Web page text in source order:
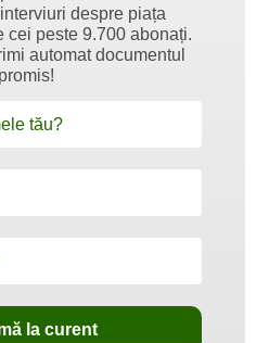
despre piața
cei peste 9.700 abonați.
automat documentul
promis!